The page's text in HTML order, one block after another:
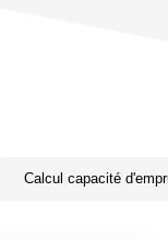
Calcul capacité